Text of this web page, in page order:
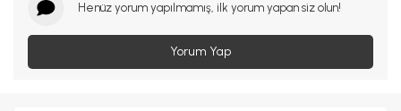
Henüz yorum yapılmamış, ilk yorum yapan siz olun!
Yorum Yap